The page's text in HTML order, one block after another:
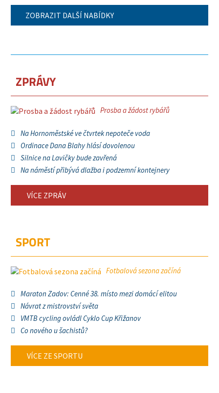
ZOBRAZIT DALŠÍ NABÍDKY
ZPRÁVY
Prosba a žádost rybářů
Na Hornoměstské ve čtvrtek nepoteče voda
Ordinace Dana Blahy hlásí dovolenou
Silnice na Lavičky bude zavřená
Na náměstí přibývá dlažba i podzemní kontejnery
VÍCE ZPRÁV
SPORT
Fotbalová sezona začíná
Maraton Zadov: Cenné 38. místo mezi domácí elitou
Návrat z mistrovství světa
VMTB cycling ovládl Cyklo Cup Křižanov
Co nového u šachistů?
VÍCE ZE SPORTU